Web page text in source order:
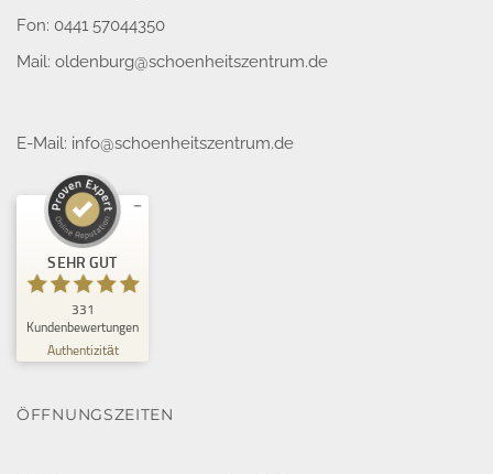
Fon: 0441 57044350
Mail: oldenburg@schoenheitszentrum.de
E-Mail: info@schoenheitszentrum.de
SEHR GUT
331
Kundenbewertungen
Authentizität
Kundenbewertungen und Erfahrungen zu
Schönheitszentrum GmbH
SEHR GUT
4,94
/
5,00
299
ÖFFNUNGSZEITEN